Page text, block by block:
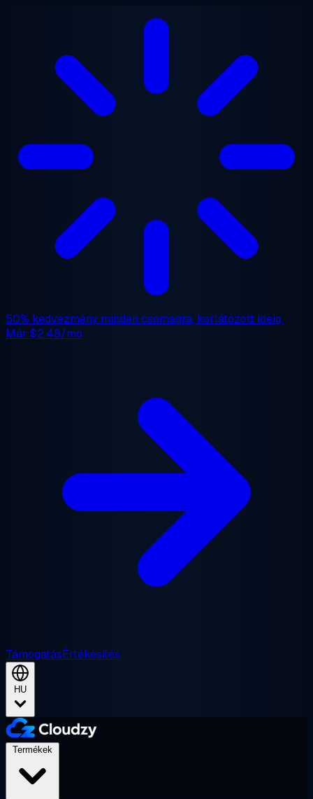
50% kedvezmény minden csomagra, korlátozott ideig.
Már $2.48/mo
TámogatásÉrtékesítés
HU